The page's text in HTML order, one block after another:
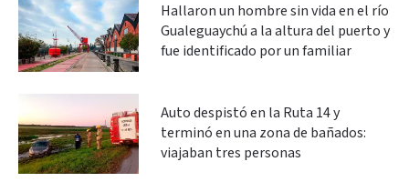
Hallaron un hombre sin vida en el río
Gualeguaychú a la altura del puerto y
fue identificado por un familiar
Auto despistó en la Ruta 14 y
terminó en una zona de bañados:
viajaban tres personas